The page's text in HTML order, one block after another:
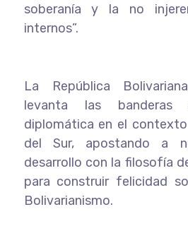
soberanía y la no
internos”.
La República
levanta las
diplomática en el
del Sur, apostando a
desarrollo con la filosofía
para construir felicidad
Bolivarianismo.